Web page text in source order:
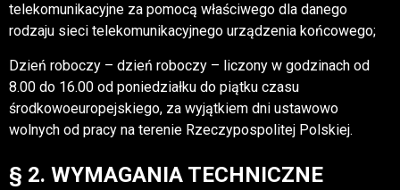
telekomunikacyjne za pomocą właściwego dla danego
rodzaju sieci telekomunikacyjnego urządzenia końcowego;
Dzień roboczy – dzień roboczy – liczony w godzinach od
8.00 do 16.00 od poniedziałku do piątku czasu
środkowoeuropejskiego, za wyjątkiem dni ustawowo
wolnych od pracy na terenie Rzeczypospolitej Polskiej.
§ 2. WYMAGANIA TECHNICZNE